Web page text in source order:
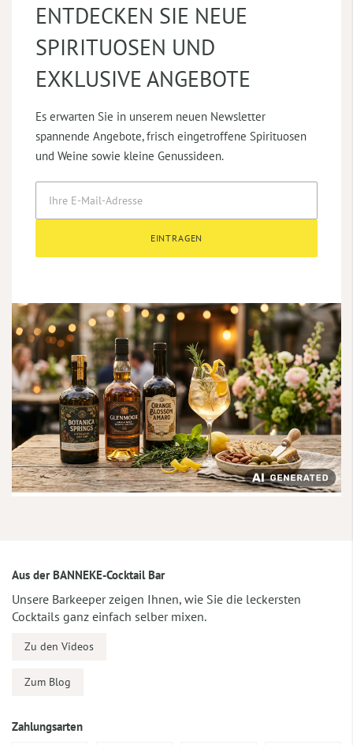
ENTDECKEN SIE NEUE
SPIRITUOSEN UND
EXKLUSIVE ANGEBOTE
Es erwarten Sie in unserem neuen Newsletter
spannende Angebote, frisch eingetroffene Spirituosen
und Weine sowie kleine Genussideen.
EINTRAGEN
Aus der BANNEKE-Cocktail Bar
Unsere Barkeeper zeigen Ihnen, wie Sie die leckersten
Cocktails ganz einfach selber mixen.
Zu den Videos
Zum Blog
Zahlungsarten